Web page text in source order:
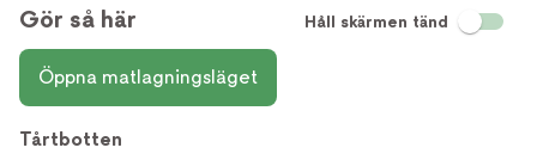
Gör så här Håll skärmen tänd
Öppna matlagningsläget
Tårtbotten